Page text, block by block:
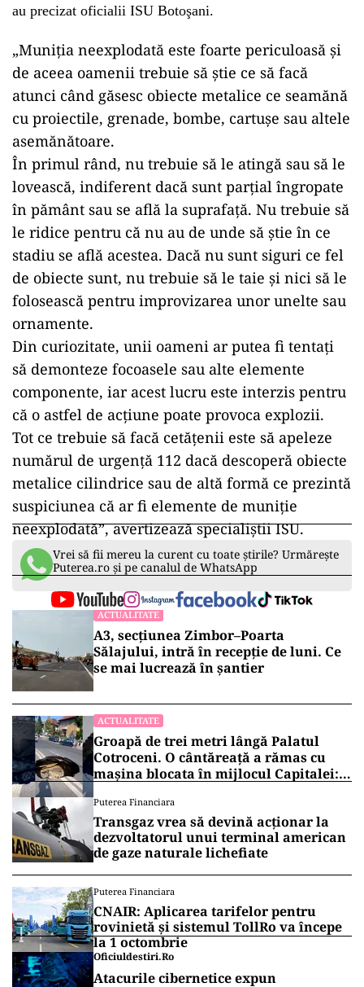
au precizat oficialii ISU Botoşani.
„Muniția neexplodată este foarte periculoasă și
de aceea oamenii trebuie să știe ce să facă
atunci când găsesc obiecte metalice ce seamănă
cu proiectile, grenade, bombe, cartușe sau altele
asemănătoare.
În primul rând, nu trebuie să le atingă sau să le
lovească, indiferent dacă sunt parțial îngropate
în pământ sau se află la suprafață. Nu trebuie să
le ridice pentru că nu au de unde să știe în ce
stadiu se află acestea. Dacă nu sunt siguri ce fel
de obiecte sunt, nu trebuie să le taie și nici să le
folosească pentru improvizarea unor unelte sau
ornamente.
Din curiozitate, unii oameni ar putea fi tentați
să demonteze focoasele sau alte elemente
componente, iar acest lucru este interzis pentru
că o astfel de acțiune poate provoca explozii.
Tot ce trebuie să facă cetățenii este să apeleze
numărul de urgență 112 dacă descoperă obiecte
metalice cilindrice sau de altă formă ce prezintă
suspiciunea că ar fi elemente de muniţie
neexplodată”, avertizează specialiștii ISU.
Vrei să fii mereu la curent cu toate știrile? Urmărește
Puterea.ro și pe canalul de WhatsApp
ACTUALITATE
A3, secțiunea Zimbor–Poarta
Sălajului, intră în recepție de luni. Ce
se mai lucrează în șantier
ACTUALITATE
Groapă de trei metri lângă Palatul
Cotroceni. O cântăreață a rămas cu
mașina blocata în mijlocul Capitalei:
Puterea Financiara
Transgaz vrea să devină acționar la
dezvoltatorul unui terminal american
de gaze naturale lichefiate
Puterea Financiara
CNAIR: Aplicarea tarifelor pentru
rovinietă și sistemul TollRo va începe
la 1 octombrie
Oficiuldestiri.ro
Atacurile cibernetice expun